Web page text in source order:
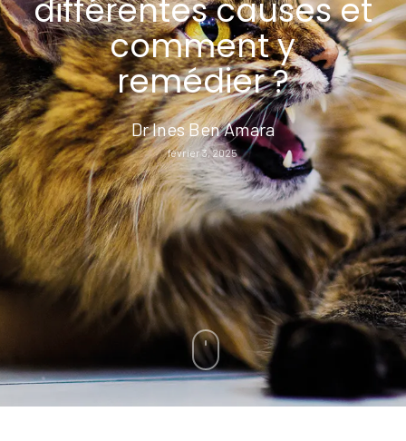
différentes causes et
comment y
remédier ?
Dr Ines Ben Amara
février 3, 2025